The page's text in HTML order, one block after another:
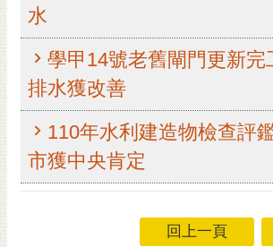
主題服務
市政資訊
市民互動
黃
偉
水
學甲14號老舊閘門更新完
排水獲改善
110年水利建造物檢查評
市獲中央肯定
回上一頁